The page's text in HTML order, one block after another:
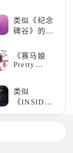
防佳作
类似《纪念
碑谷》的解
荐：体验沉
浸式解谜，
《赛马娘
Pretty
的竞速之旅
类似
《INSIDE》
的解谜类游